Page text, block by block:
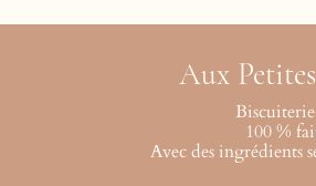
Aux
100 %
Avec des ingrédients